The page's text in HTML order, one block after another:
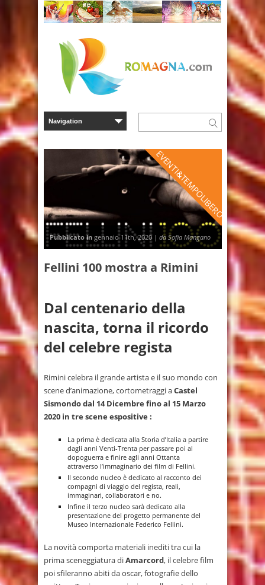
EVENTI&TEMPOLIBERO
Pubblicato in gennaio 11th, 2020 | da Sofia Mangano
Fellini 100 mostra a Rimini
Dal centenario della
nascita, torna il ricordo
del celebre regista
Rimini celebra il grande artista e il suo mondo con
scene d’animazione, cortometraggi aCastel
Sismondodal 14 Dicembre fino al 15 Marzo
2020 in tre scene espositive :
La prima è dedicata alla Storia d’Italia a partire
dagli anni Venti-Trenta per passare poi al
dopoguerra e finire agli anni Ottanta
attraverso l’immaginario dei film di Fellini.
Il secondo nucleo è dedicato al racconto dei
compagni di viaggio del regista, reali,
immaginari, collaboratori e no.
Infine il terzo nucleo sarà dedicato alla
presentazione del progetto permanente del
Museo Internazionale Federico Fellini.
La novità comporta materiali inediti tra cui la
prima sceneggiatura diAmarcord, il celebre film
poi sfileranno abiti da oscar, fotografie dello